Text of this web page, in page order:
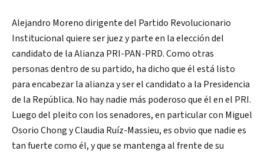
Alejandro Moreno dirigente del Partido Revolucionario
Institucional quiere ser juez y parte en la elección del
candidato de la Alianza PRI-PAN-PRD. Como otras
personas dentro de su partido, ha dicho que él está listo
para encabezar la alianza y ser el candidato a la Presidencia
de la República. No hay nadie más poderoso que él en el PRI.
Luego del pleito con los senadores, en particular con Miguel
Osorio Chong y Claudia Ruíz-Massieu, es obvio que nadie es
tan fuerte como él, y que se mantenga al frente de su